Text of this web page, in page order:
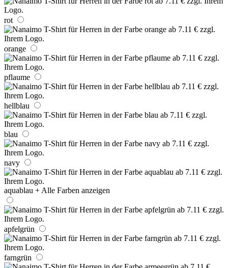
rot
orange
pflaume
hellblau
blau
navy
aquablau + Alle Farben anzeigen
apfelgrün
farngrün